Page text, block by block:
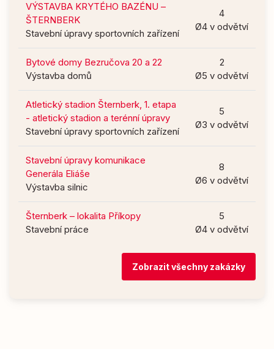
VÝSTAVBA KRYTÉHO BAZÉNU –
ŠTERNBERK
Stavební úpravy sportovních zařízení
4
Ø4 v odvětví
Bytové domy Bezručova 20 a 22
Výstavba domů
2
Ø5 v odvětví
Atletický stadion Šternberk, 1. etapa
- atletický stadion a terénní úpravy
Stavební úpravy sportovních zařízení
5
Ø3 v odvětví
Stavební úpravy komunikace
Generála Eliáše
Výstavba silnic
8
Ø6 v odvětví
Šternberk – lokalita Příkopy
Stavební práce
5
Ø4 v odvětví
Zobrazit všechny zakázky